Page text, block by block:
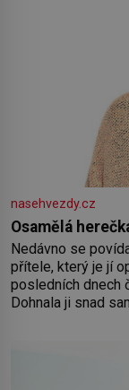
nasehvezdy.cz
Osamělá
Nedávno se
přítele, který je jí
posledních dnech
Dohnala ji snad